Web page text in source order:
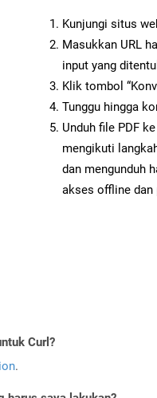
Kunjungi situs
Masukkan URL
input yang
Klik tombol
Tunggu hingga
Unduh file PDF
mengikuti
dan mengunduh
akses offline dan
Curl?
.